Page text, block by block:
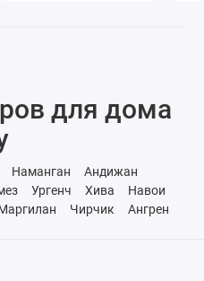
для дома
Наманган
Андижан
Ургенч Хива
Навои
Чирчик
Ангрен